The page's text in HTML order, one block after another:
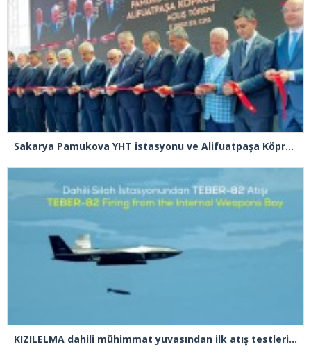
Sakarya Pamukova YHT istasyonu ve Alifuatpaşa Köprülü Kavşağı açılışı gerçekleşti
KIZILELMA dahili mühimmat yuvasından ilk atış testlerini başarıyla tamamladı